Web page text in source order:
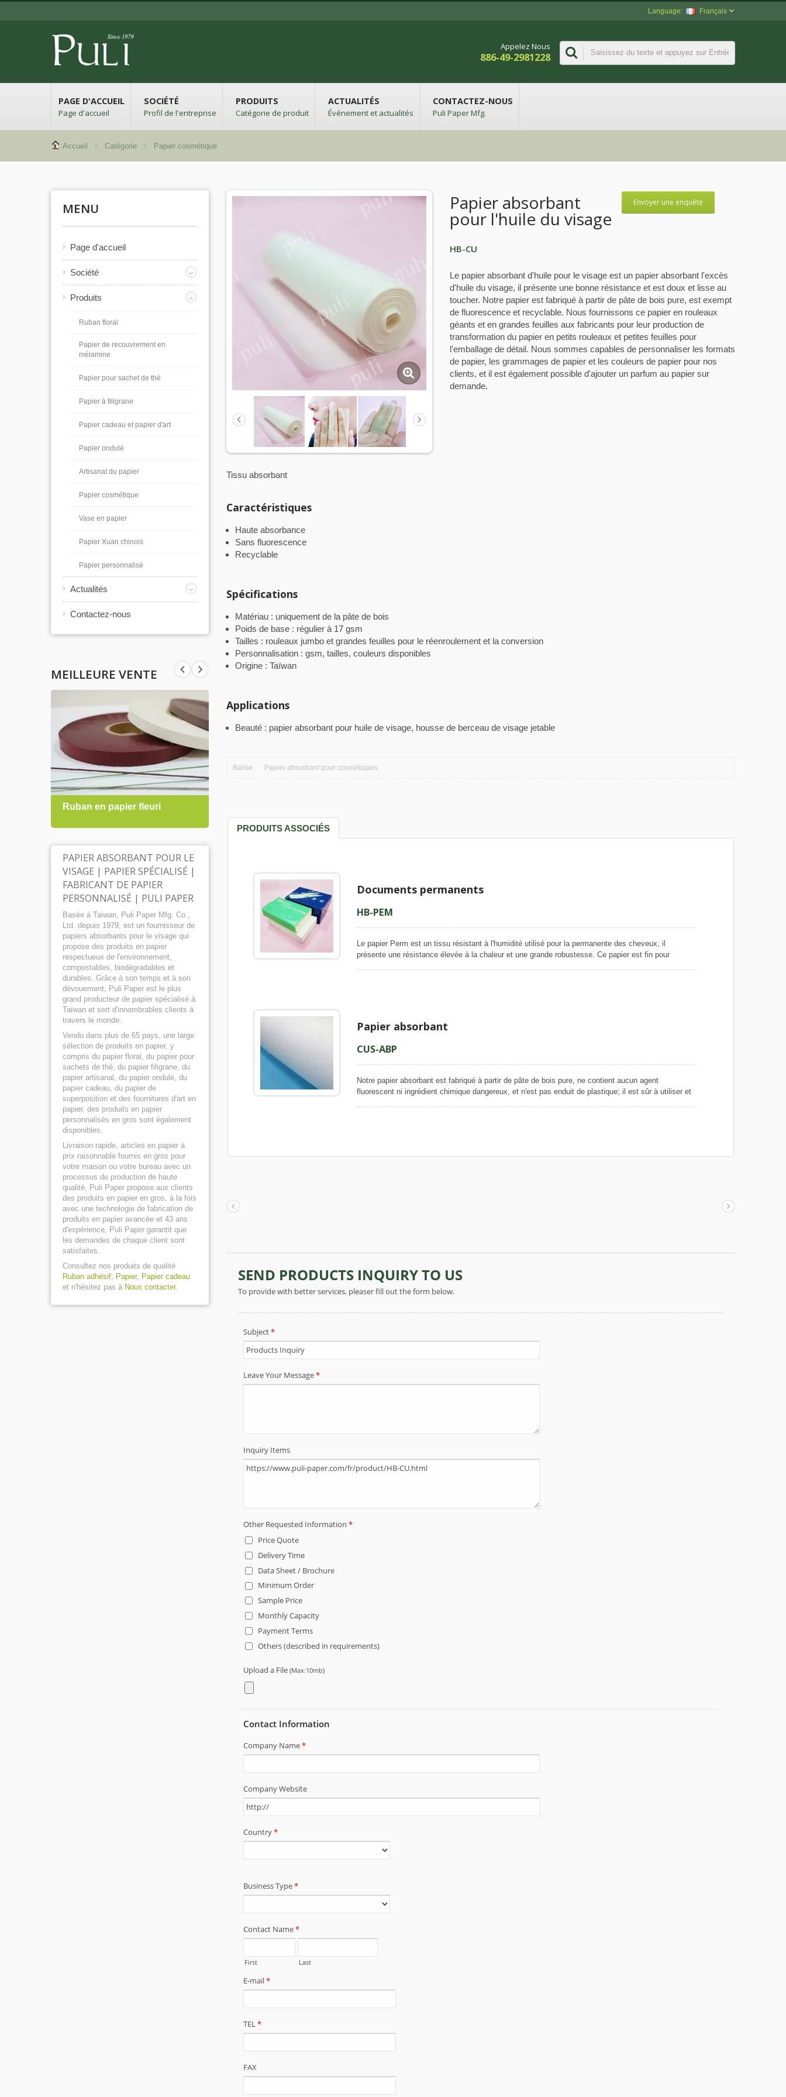
Français
Appelez Nous
886-49-2981228
PAGE D'ACCUEIL
Page d'accueil
SOCIÉTÉ
Profil de l'entreprise
PRODUITS
Catégorie de produit
ACTUALITÉS
Événement et actualités
CONTACTEZ-NOUS
Puli Paper Mfg.
Accueil Catégorie Papier cosmétique
MENU
Page d'accueil
Société
Produits
Ruban floral
Papier de recouvrement en
mélamine
Papier pour sachet de thé
Papier à filigrane
Papier cadeau et papier d'art
Papier ondulé
Artisanat du papier
Papier cosmétique
Vase en papier
Papier Xuan chinois
Papier personnalisé
Actualités
Contactez-nous
MEILLEURE VENTE
Ruban en papier fleuri
PAPIER ABSORBANT POUR LE
VISAGE | PAPIER SPÉCIALISÉ |
FABRICANT DE PAPIER
PERSONNALISÉ | PULI PAPER
Basée à Taiwan, Puli Paper Mfg. Co.,
Ltd. depuis 1979, est un fournisseur de
papiers absorbants pour le visage qui
propose des produits en papier
respectueux de l'environnement,
compostables, biodégradables et
durables. Grâce à son temps et à son
dévouement, Puli Paper est le plus
grand producteur de papier spécialisé à
Taiwan et sert d'innombrables clients à
travers le monde.
Vendu dans plus de 65 pays, une large
sélection de produits en papier, y
compris du papier floral, du papier pour
sachets de thé, du papier filigrane, du
papier artisanal, du papier ondulé, du
papier cadeau, du papier de
superposition et des fournitures d'art en
papier, des produits en papier
personnalisés en gros sont également
disponibles.
Livraison rapide, articles en papier à
prix raisonnable fournis en gros pour
votre maison ou votre bureau avec un
processus de production de haute
qualité, Puli Paper propose aux clients
des produits en papier en gros, à la fois
avec une technologie de fabrication de
produits en papier avancée et 43 ans
d'expérience, Puli Paper garantit que
les demandes de chaque client sont
satisfaites.
Consultez nos produits de qualité
Ruban adhésif, Papier, Papier cadeau
et n'hésitez pas à Nous contacter.
Envoyer une enquête
Papier absorbant
pour l'huile du visage
HB-CU
Le papier absorbant d'huile pour le visage est un papier absorbant l'excès
d'huile du visage, il présente une bonne résistance et est doux et lisse au
toucher. Notre papier est fabriqué à partir de pâte de bois pure, est exempt
de fluorescence et recyclable. Nous fournissons ce papier en rouleaux
géants et en grandes feuilles aux fabricants pour leur production de
transformation du papier en petits rouleaux et petites feuilles pour
l'emballage de détail. Nous sommes capables de personnaliser les formats
de papier, les grammages de papier et les couleurs de papier pour nos
clients, et il est également possible d'ajouter un parfum au papier sur
demande.
Tissu absorbant
Caractéristiques
Haute absorbance
Sans fluorescence
Recyclable
Spécifications
Matériau : uniquement de la pâte de bois
Poids de base : régulier à 17 gsm
Tailles : rouleaux jumbo et grandes feuilles pour le réenroulement et la conversion
Personnalisation : gsm, tailles, couleurs disponibles
Origine : Taïwan
Applications
Beauté : papier absorbant pour huile de visage, housse de berceau de visage jetable
Balise Papier absorbant pour cosmétiques
PRODUITS ASSOCIÉS
Documents permanents
HB-PEM
Le papier Perm est un tissu résistant à l'humidité utilisé pour la permanente des cheveux, il
présente une résistance élevée à la chaleur et une grande robustesse. Ce papier est fin pour
fabricants afin de poursuivre les processus de production dans leurs usines. Nous pouvons
également réaliser des emballages de vente au détail avec des designs personnalisés.
Papier absorbant
CUS-ABP
Notre papier absorbant est fabriqué à partir de pâte de bois pure, ne contient aucun agent
fluorescent ni ingrédient chimique dangereux, et n'est pas enduit de plastique; il est sûr à utiliser et